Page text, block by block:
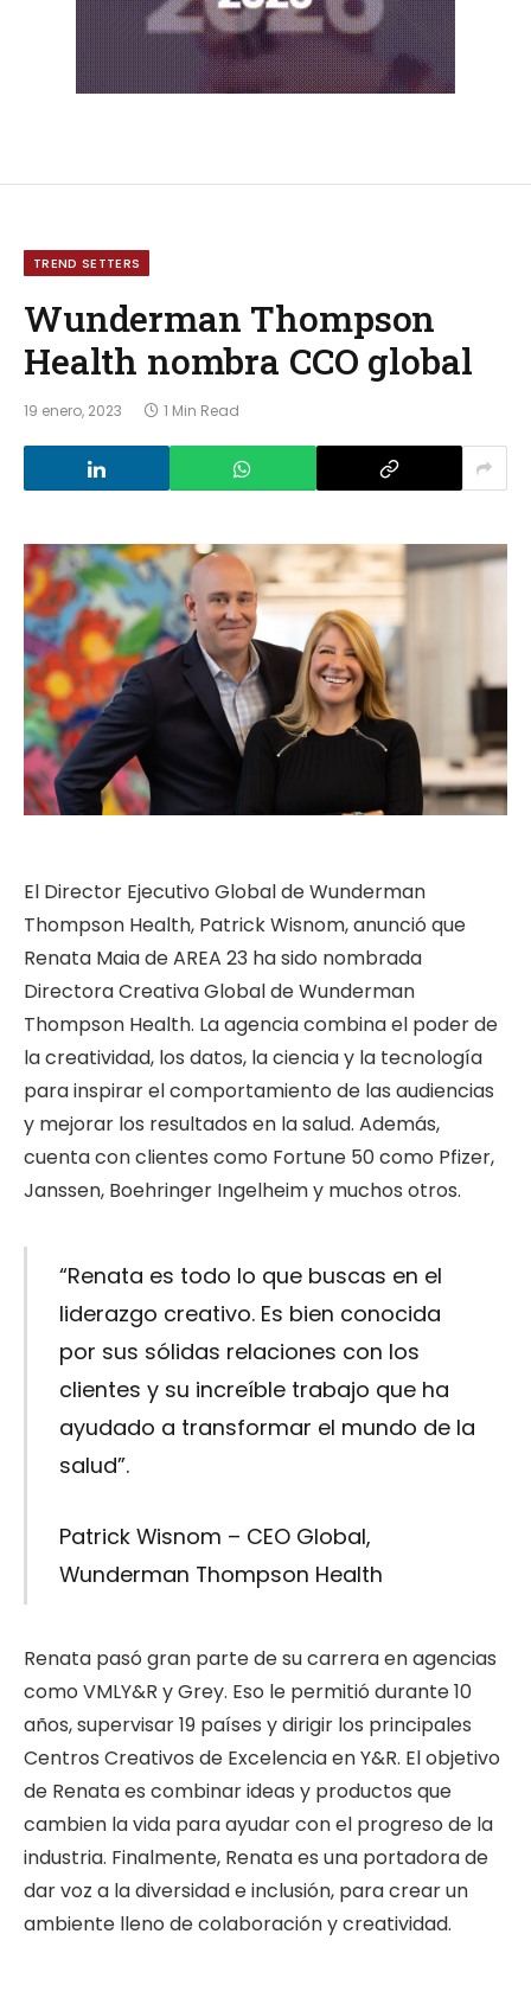
TREND SETTERS
Wunderman Thompson
Health nombra CCO global
19 enero, 2023 1 Min Read
El Director Ejecutivo Global de Wunderman
Thompson Health, Patrick Wisnom, anunció que
Renata Maia de AREA 23 ha sido nombrada
Directora Creativa Global de Wunderman
Thompson Health. La agencia combina el poder de
la creatividad, los datos, la ciencia y la tecnología
para inspirar el comportamiento de las audiencias
y mejorar los resultados en la salud. Además,
cuenta con clientes como Fortune 50 como Pfizer,
Janssen, Boehringer Ingelheim y muchos otros.
“Renata es todo lo que buscas en el
liderazgo creativo. Es bien conocida
por sus sólidas relaciones con los
clientes y su increíble trabajo que ha
ayudado a transformar el mundo de la
salud”.
Patrick Wisnom – CEO Global,
Wunderman Thompson Health
Renata pasó gran parte de su carrera en agencias
como VMLY&R y Grey. Eso le permitió durante 10
años, supervisar 19 países y dirigir los principales
Centros Creativos de Excelencia en Y&R. El objetivo
de Renata es combinar ideas y productos que
cambien la vida para ayudar con el progreso de la
industria. Finalmente, Renata es una portadora de
dar voz a la diversidad e inclusión, para crear un
ambiente lleno de colaboración y creatividad.